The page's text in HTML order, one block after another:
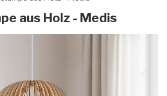
aus Holz - Medis